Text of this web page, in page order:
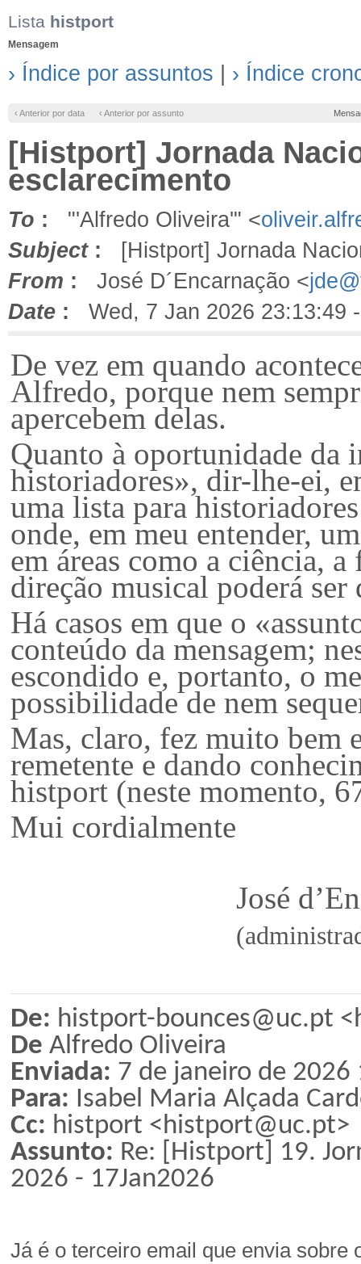
Lista histport
Mensagem
› Índice por assuntos › Índice
‹ Anterior por data ‹ Anterior por assunto
[Histport] Jornada
esclarecimento
To : "'Alfredo Oliveira'" <
Subject: [Histport] Jornada
From : José D´Encarnação <
Date : Wed, 7 Jan 2026 23:13:49
De vez em quando
Alfredo, porque nem
apercebem delas.
Quanto à oportunidade da
historiadores», dir-lhe-ei,
uma lista para
onde, em meu entender,
em áreas como a ciência, a
direção musical poderá
Há casos em que o
conteúdo da mensagem;
escondido e, portanto, o
possibilidade de nem
Mas, claro, fez muito bem
remetente e dando
histport (neste momento,
Mui cordialmente
José
De: histport-bounces@uc.pt
De Alfredo Oliveira
Enviada: 7 de janeiro de 2026
Para: Isabel Maria Alçada
Cc: histport <histport@uc.pt>
Assunto: Re: [Histport] 19.
2026 - 17Jan2026
Já é o terceiro email que envia sobre